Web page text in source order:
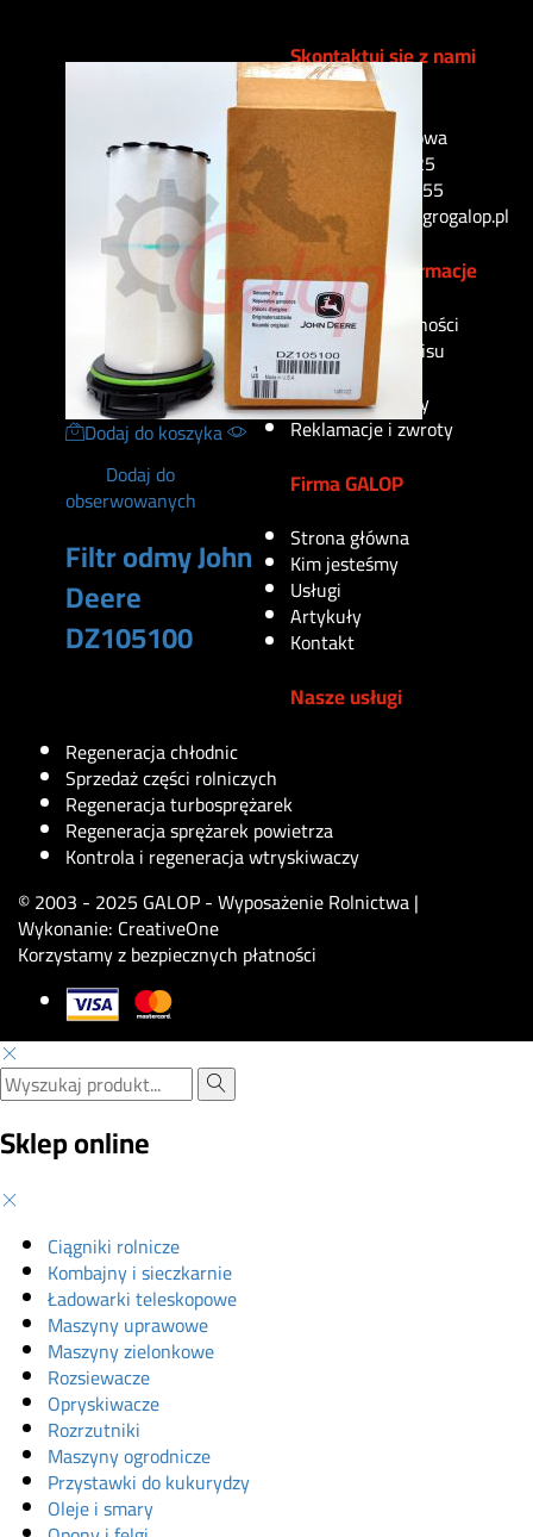
Dodaj do koszyka
Dodaj do
obserwowanych
Filtr odmy John
Deere
DZ105100
Skontaktuj się z nami
Konradowa 3
48-303 Konradowa
tel.: 77 421 45 25
kom.: 665 199 755
e-mail: sklep@agrogalop.pl
Przydatne informacje
Polityka prywatności
Regulamin serwisu
Formy płatności
Sposoby dostawy
Reklamacje i zwroty
Firma GALOP
Strona główna
Kim jesteśmy
Usługi
Artykuły
Kontakt
Nasze usługi
Regeneracja chłodnic
Sprzedaż części rolniczych
Regeneracja turbosprężarek
Regeneracja sprężarek powietrza
Kontrola i regeneracja wtryskiwaczy
© 2003 - 2025 GALOP - Wyposażenie Rolnictwa |
Wykonanie: CreativeOne
Korzystamy z bezpiecznych płatności
Sklep online
Ciągniki rolnicze
Kombajny i sieczkarnie
Ładowarki teleskopowe
Maszyny uprawowe
Maszyny zielonkowe
Rozsiewacze
Opryskiwacze
Rozrzutniki
Maszyny ogrodnicze
Przystawki do kukurydzy
Oleje i smary